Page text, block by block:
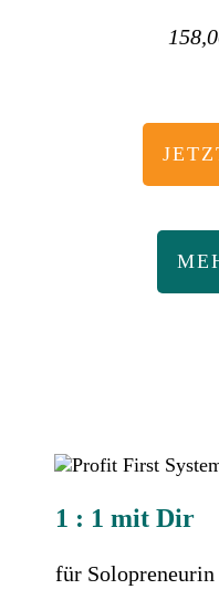
1 : 1 mit Dir
für